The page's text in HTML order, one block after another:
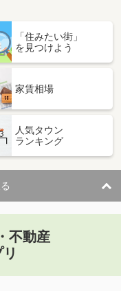
「住みたい街」
を見つけよう
家賃相場
人気タウン
ランキング
不動産